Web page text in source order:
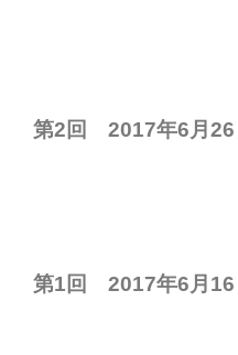
第2回 2017年6月26
第1回 2017年6月16